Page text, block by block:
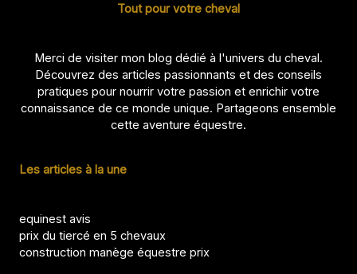
Tout pour votre cheval
Merci de visiter mon blog dédié à l'univers du cheval.
Découvrez des articles passionnants et des conseils
pratiques pour nourrir votre passion et enrichir votre
connaissance de ce monde unique. Partageons ensemble
cette aventure équestre.
Les articles à la une
equinest avis
prix du tiercé en 5 chevaux
construction manège équestre prix